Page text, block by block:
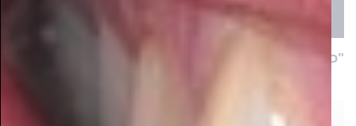
"כיווצנו את לימוד כל שיטות הגיוס לשעות ספורות!"